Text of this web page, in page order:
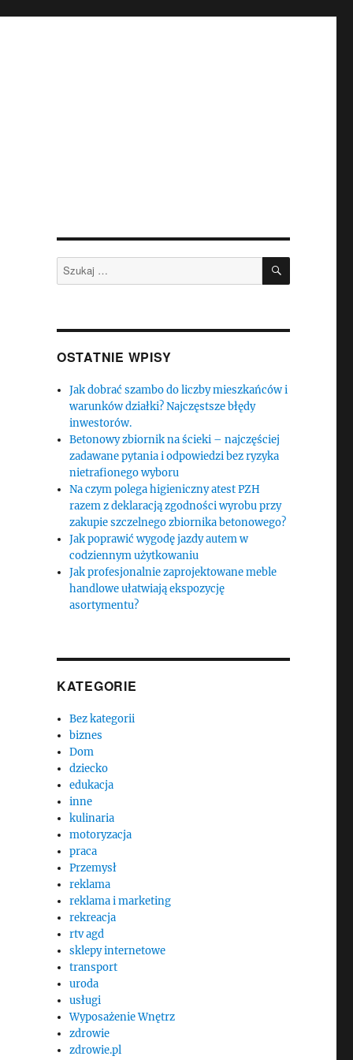
Szukaj: SZUKAJ
OSTATNIE WPISY
Jak dobrać szambo do liczby mieszkańców i
warunków działki? Najczęstsze błędy
inwestorów.
Betonowy zbiornik na ścieki – najczęściej
zadawane pytania i odpowiedzi bez ryzyka
nietrafionego wyboru
Na czym polega higieniczny atest PZH
razem z deklaracją zgodności wyrobu przy
zakupie szczelnego zbiornika betonowego?
Jak poprawić wygodę jazdy autem w
codziennym użytkowaniu
Jak profesjonalnie zaprojektowane meble
handlowe ułatwiają ekspozycję
asortymentu?
KATEGORIE
Bez kategorii
biznes
Dom
dziecko
edukacja
inne
kulinaria
motoryzacja
praca
Przemysł
reklama
reklama i marketing
rekreacja
rtv agd
sklepy internetowe
transport
uroda
usługi
Wyposażenie Wnętrz
zdrowie
zdrowie.pl